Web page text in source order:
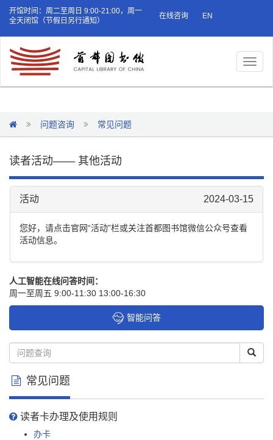
开馆时间：周二至周日 9:00-21:00，周一
全天闭馆（节假日另行通知）
在线咨询 EN
问题咨询 常见问题
读者活动—— 其他活动
活动 2024-03-15
您好，请点击官网“活动”栏或关注首都图书馆微信公众号查看
活动信息。
人工智能在线问答时间：
周一至周五 9:00-11:30 13:00-16:30
智能问答
常见问题
读者卡办理及使用规则
办卡